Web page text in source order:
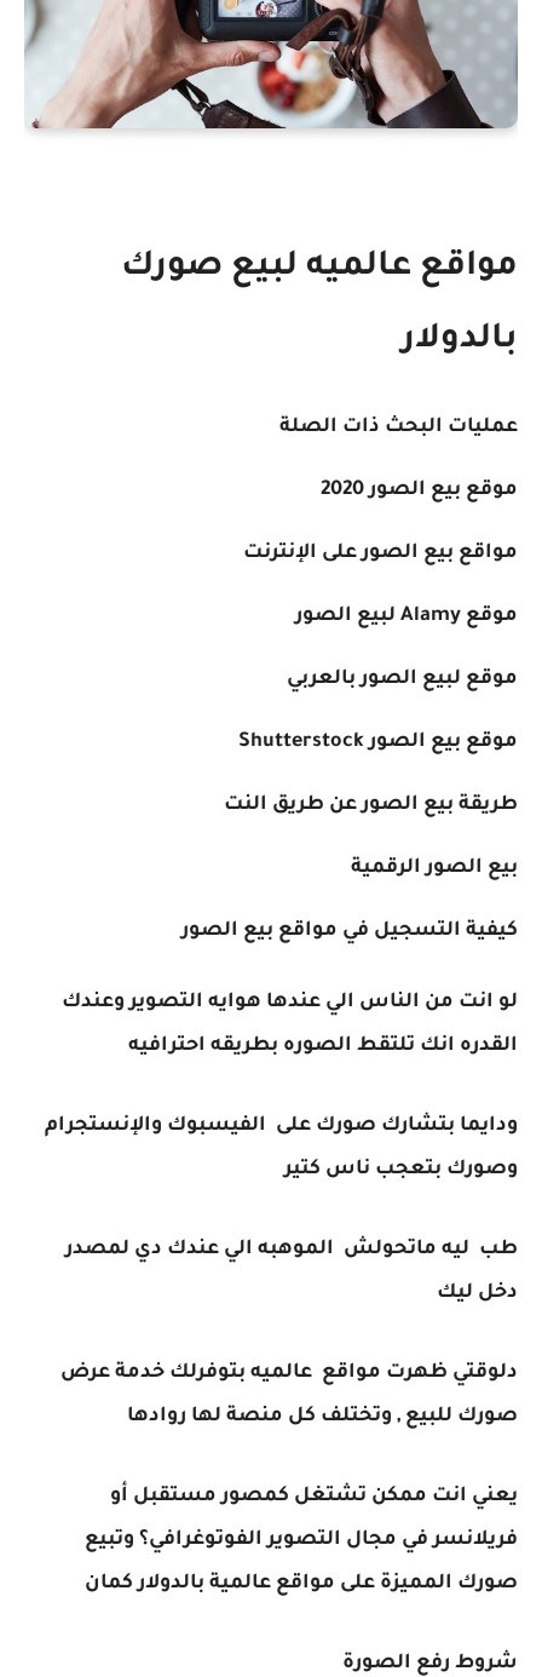
مواقع عالميه لبيع صورك
بالدولار
عمليات البحث ذات الصلة
موقع بيع الصور 2020
مواقع بيع الصور على الإنترنت
موقع Alamy لبيع الصور
موقع لبيع الصور بالعربي
موقع بيع الصور Shutterstock
طريقة بيع الصور عن طريق النت
بيع الصور الرقمية
كيفية التسجيل في مواقع بيع الصور
لو انت من الناس الي عندها هوايه التصوير وعندك
القدره انك تلتقط الصوره بطريقه احترافيه
ودايما بتشارك صورك على الفيسبوك والإنستجرام
وصورك بتعجب ناس كتير
طب ليه ماتحولش الموهبه الي عندك دي لمصدر
دخل ليك
دلوقتي ظهرت مواقع عالميه بتوفرلك خدمة عرض
صورك للبيع , وتختلف كل منصة لها روادها
يعني انت ممكن تشتغل كمصور مستقبل أو
فريلانسر في مجال التصوير الفوتوغرافي؟ وتبيع
صورك المميزة على مواقع عالمية بالدولار كمان
شروط رفع الصورة